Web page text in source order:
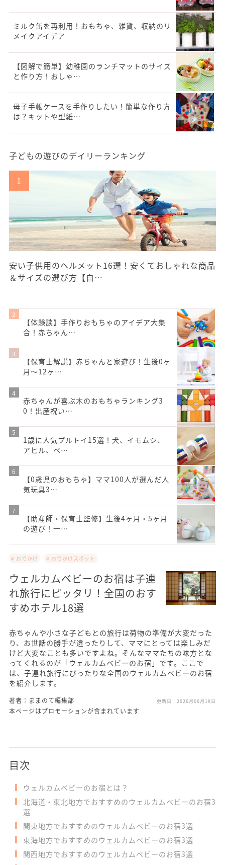
ミルク缶を再利用！おもちゃ、雑貨、収納のリ
メイクアイデア
【図解で簡単】幼稚園のランチマットのサイズ
と作り方！おしゃ…
母子手帳ケースを手作りしたい！簡単な作り方
は？キットや型紙…
子どもの遊びのデイリーランキング
安い子供用のヘルメット16選！安くておしゃれな商品
＆サイズの選び方【自…
【体験談】手作りおもちゃのアイデア大集
合！赤ちゃん…
【保育士解説】赤ちゃんと家遊び！生後0ヶ
月～12ヶ…
赤ちゃんが喜ぶ木のおもちゃランキング3
0！出産祝い…
1歳に人気プルトイ15選！犬、イモムシ、
アヒル、ペ…
【0歳児のおもちゃ】ママ100人が選んだ人
気玩具3…
【助産師・保育士監修】生後4ヶ月・5ヶ月
の遊び！一…
# おでかけ # おでかけスポット
ウェルカムベビーのお宿は子連
れ旅行にピッタリ！全国のおす
すめホテル18選
赤ちゃんや小さな子どもとの旅行は荷物の準備が大変だった
り、お世話の勝手が違ったりして、ママにとっては楽しみだ
けど大変なことも多いですよね。そんなママたちの味方とな
ってくれるのが「ウェルカムベビーのお宿」です。ここで
は、子連れ旅行にぴったりな全国のウェルカムベビーのお宿
を紹介します。
著者：ままのて編集部 更新日： 2026月06月18日
本ページはプロモーションが含まれています
目次
ウェルカムベビーのお宿とは？
北海道・東北地方でおすすめのウェルカムベビーのお宿3
選
関東地方でおすすめのウェルカムベビーのお宿3選
東海地方でおすすめのウェルカムベビーのお宿3選
関西地方でおすすめのウェルカムベビーのお宿3選